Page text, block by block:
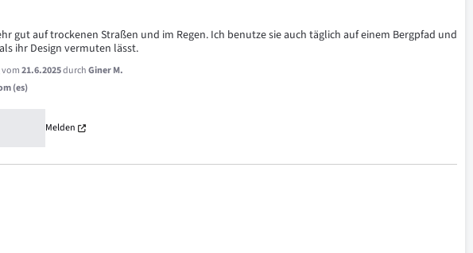
gut auf trockenen Straßen und im Regen. Ich benutze sie auch täglich auf einem Bergpfad und
ihr Design vermuten lässt.
21.6.2025durchGiner M.
(es)
Melden